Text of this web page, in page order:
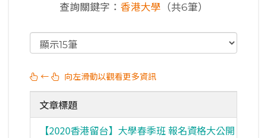
查詢關鍵字： 香港大學 （共6筆）
← 向左滑動以觀看更多資訊
文章標題
【2020香港留台】大學春季班 報名資格大公開